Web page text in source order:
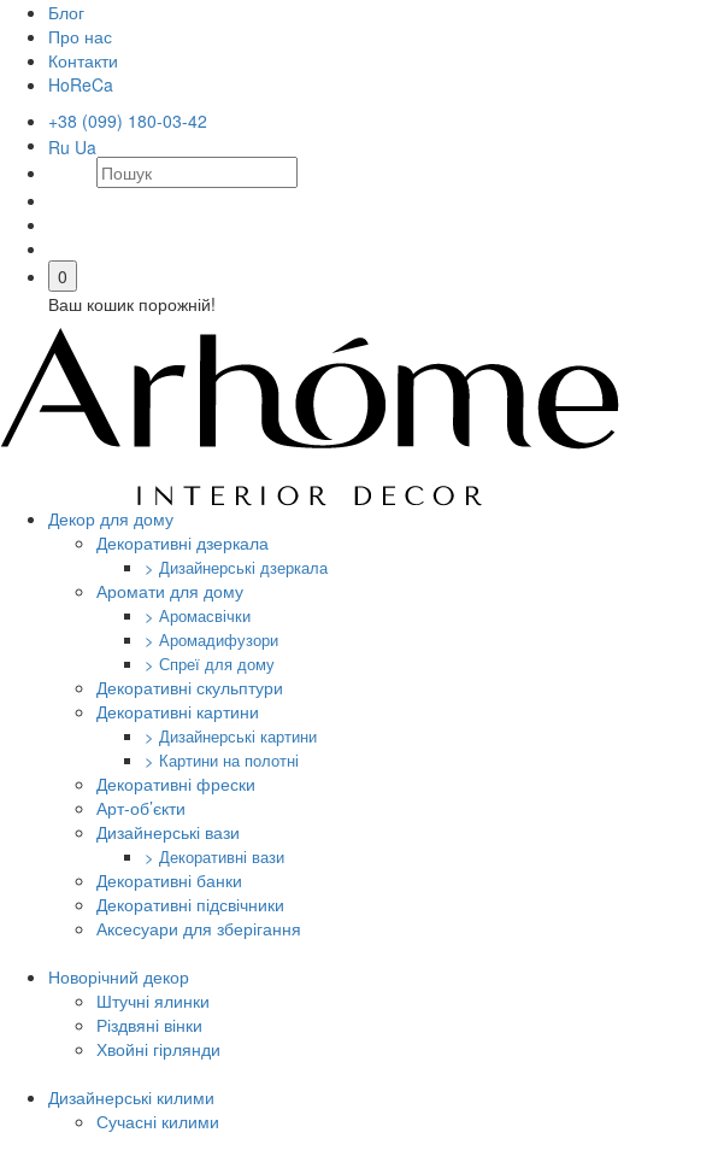
Блог
Про нас
Контакти
HoReCa
+38 (099) 180-03-42
Ru Ua
0
Ваш кошик порожній!
Декор для дому
Декоративні дзеркала
> Дизайнерські дзеркала
Аромати для дому
> Аромасвічки
> Аромадифузори
> Спреї для дому
Декоративні скульптури
Декоративні картини
> Дизайнерські картини
> Картини на полотні
Декоративні фрески
Арт-об’єкти
Дизайнерські вази
> Декоративні вази
Декоративні банки
Декоративні підсвічники
Аксесуари для зберігання
Новорічний декор
Штучні ялинки
Різдвяні вінки
Хвойні гірлянди
Дизайнерські килими
Сучасні килими